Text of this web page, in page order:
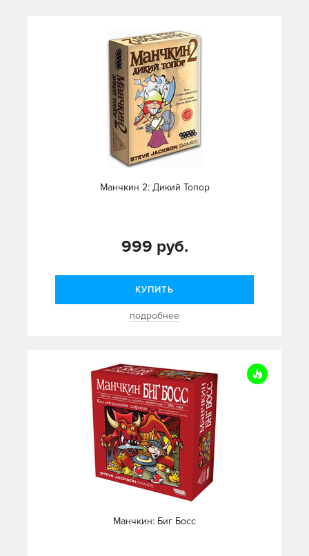
Манчкин 2: Дикий Топор
999 руб.
КУПИТЬ
подробнее
Манчкин: Биг Босс